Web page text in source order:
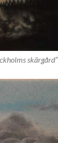
skärgård”